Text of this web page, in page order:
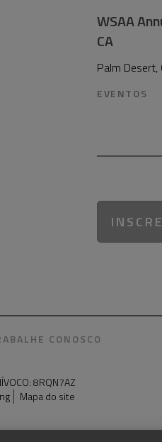
WSAA
CA
Palm
EVENTOS
CONOSCO
8RQN7AZ
Mapa do site